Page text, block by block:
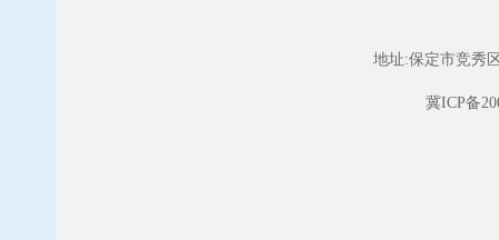
地址:保定市竞秀
冀ICP备